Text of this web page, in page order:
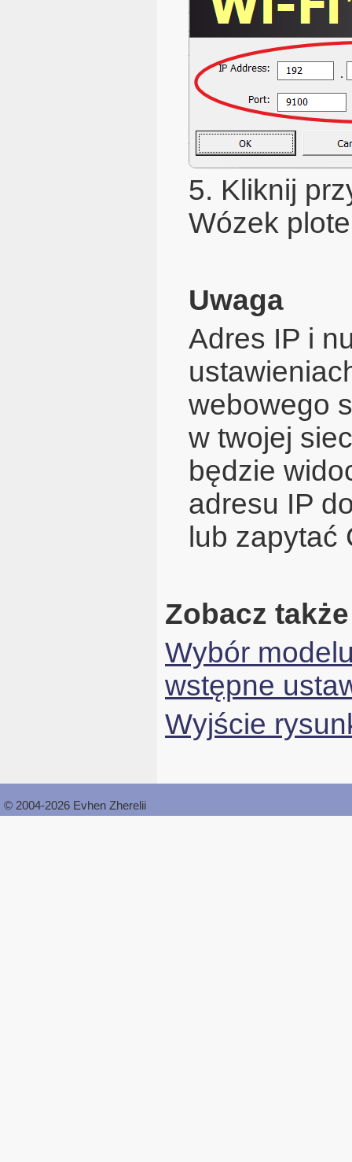
5. Kliknij
Wózek
Uwaga
Adres IP i
webowego
w twojej
będzie
adresu IP
lub zapytać
Zobacz także
Wybór
wstępne
Wyjście
© 2004-2026 Evhen Zherelii